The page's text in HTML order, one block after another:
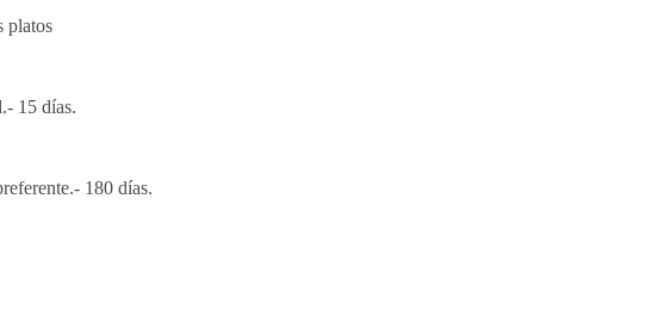
platos
15 días.
180 días.